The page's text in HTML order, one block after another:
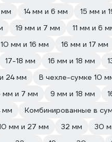
мм 14 мм и 6 мм
15 мм и
19 мм и 7 мм
11 мм и 6
10 мм и 16 мм
16 мм и 17 мм
17-18 мм 16 мм и 18 мм
24 мм
В чехле-сумке 10
мм и 7 мм 9 мм и 18 мм
мм
Комбинированные в
мм и 27 мм 32 мм
30